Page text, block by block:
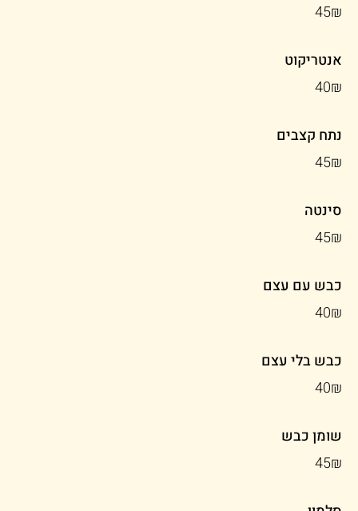
‏45 ‏₪
אנטריקוט
‏40 ‏₪
נתח קצבים
‏45 ‏₪
סינטה
‏45 ‏₪
כבש עם עצם
‏40 ‏₪
כבש בלי עצם
‏40 ‏₪
שומן כבש
‏45 ‏₪